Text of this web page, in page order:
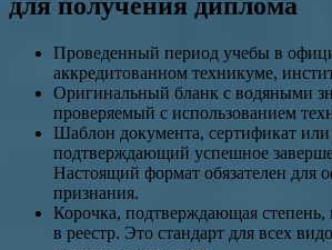
Проведенный период учебы в
аккредитованном техникуме,
Оригинальный бланк с водяными
проверяемый с использованием
Шаблон документа, сертификат или
подтверждающий успешное
Настоящий формат обязателен для
признания.
Корочка, подтверждающая степень,
в реестр. Это стандарт для всех